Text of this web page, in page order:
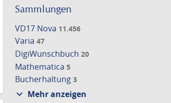
Sammlungen
VD17 Nova 11.456
Varia 47
DigiWunschbuch 20
Mathematica 5
Bucherhaltung 3
expand_more Mehr anzeigen